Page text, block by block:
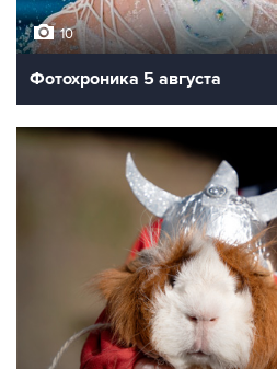
10
Фотохроника 5 августа